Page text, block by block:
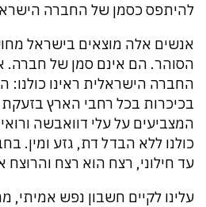
להיתפס כסמן של החברה
אנשים אלה מוצאים בישראל
הסוהר. הם אינם סמן של
החברה הישראלית ראינו כולנו:
בכיכרות בכל רחבי הארץ
המצביעים על עלי דוואבשה
כולנו ללא הבדל דת, גזע ומין.
עד חילוני, רצח הוא רצח והרוצח
עלינו לקיים חשבון נפש אמיתי,